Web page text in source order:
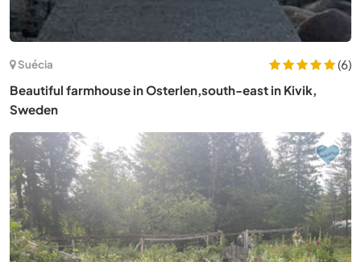
Suécia
(6)
Beautiful farmhouse in Osterlen,south-east in Kivik,
Sweden